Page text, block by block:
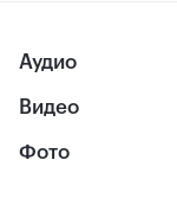
Аудио
Видео
Фото